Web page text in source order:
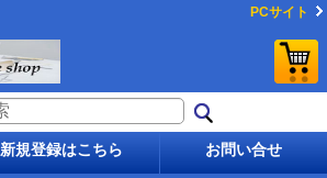
PCサイト
新規登録はこちら お問い合せ